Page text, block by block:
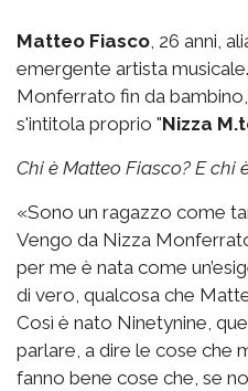
Matteo Fiasco, 26 anni,
emergente artista
Monferrato fin da
s'intitola proprio "Nizza
Chi è Matteo Fiasco? E chi
«Sono un ragazzo come
Vengo da Nizza
per me è nata come
di vero, qualcosa che
Così è nato Ninetynine,
parlare, a dire le cose che
fanno bene cose che, se